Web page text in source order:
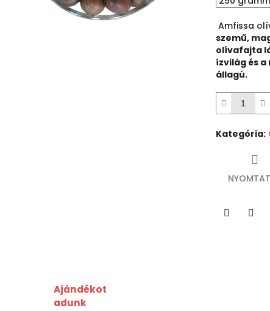
0,0
Amfissa
szemű,
olívafajta
ízvilág és
állagú.
Kategória:
Ajándékot
adunk